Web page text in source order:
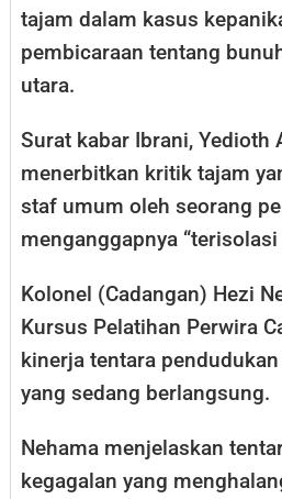
tajam dalam kasus
pembicaraan tentang
utara.
Surat kabar Ibrani, Yedioth
menerbitkan kritik tajam
staf umum oleh seorang
menganggapnya
Kolonel (Cadangan) Hezi
Kursus Pelatihan Perwira
kinerja tentara
yang sedang berlangsung.
Nehama menjelaskan
kegagalan yang